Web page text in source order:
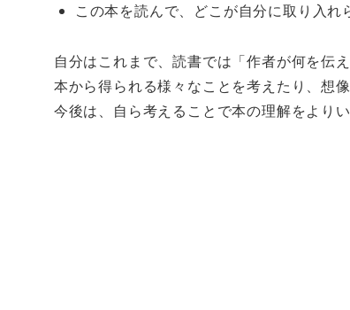
この本を読んで、どこが自分に取り入れ
自分はこれまで、読書では「作者が何を伝
本から得られる様々なことを考えたり、想
今後は、自ら考えることで本の理解をより